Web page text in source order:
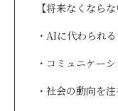
【将来なくなら
・AIに代わられ
・コミュニケー
・社会の動向を